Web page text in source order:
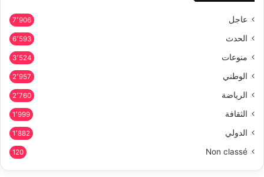
عاجل 7٬906
الحدث 6٬593
منوعات 3٬524
الوطني 2٬957
الرياضة 2٬760
الثقافة 1٬999
الدولي 1٬882
Non classé
120